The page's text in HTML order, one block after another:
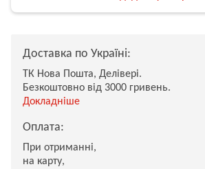
Доставка по Україні:
ТК Нова Пошта, Делівері.
Безкоштовно від 3000 гривень.
Докладніше
Оплата:
При отриманні,
на карту,